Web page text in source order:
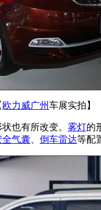
欧力威广州车展实拍】
也有所改变。 雾灯的
全气囊 倒车雷达等配